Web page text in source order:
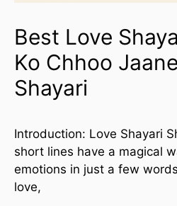
Best Love
Ko Chhoo
Shayari
Introduction: Love Shayari
short lines have a magical
emotions in just a few
love,